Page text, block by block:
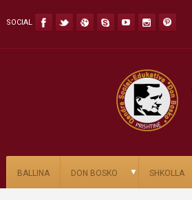
SOCIAL
BALLINA DON BOSKO ▼ SHKOLLA